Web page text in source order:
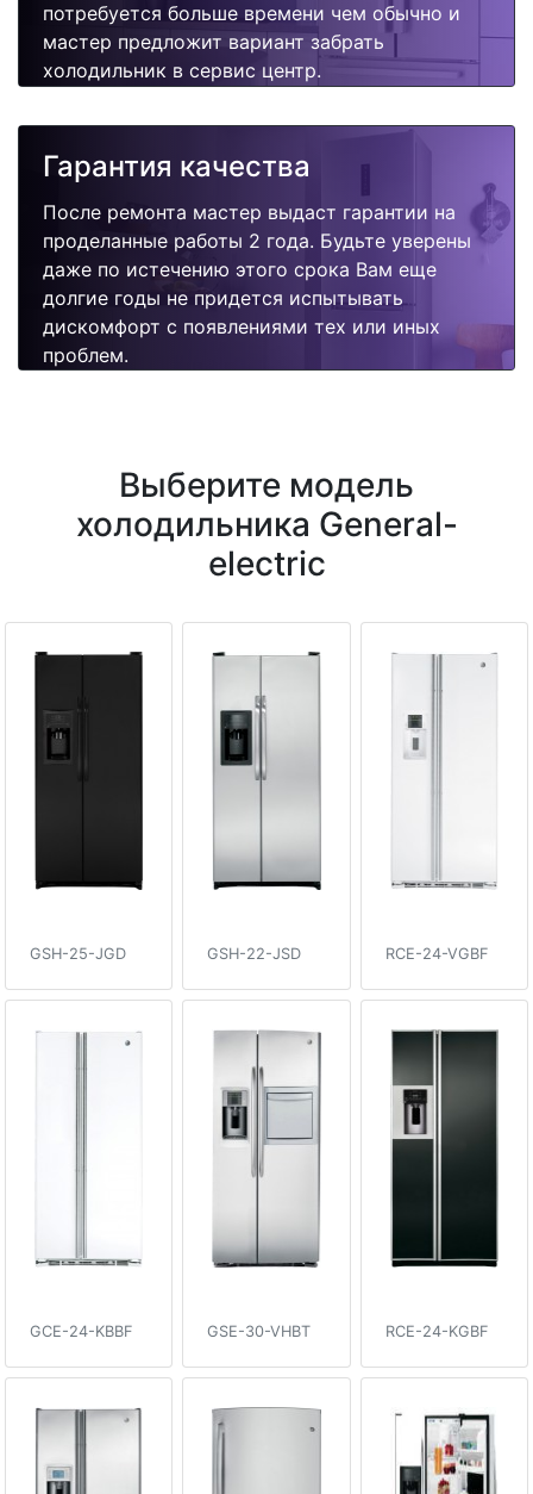
потребуется больше времени чем обычно и
мастер предложит вариант забрать
холодильник в сервис центр.
Гарантия качества
После ремонта мастер выдаст гарантии на
проделанные работы 2 года. Будьте уверены
даже по истечению этого срока Вам еще
долгие годы не придется испытывать
дискомфорт с появлениями тех или иных
проблем.
Выберите модель
холодильника General-
electric
GSH-25-JGD GSH-22-JSD RCE-24-VGBF
GCE-24-KBBF GSE-30-VHBT RCE-24-KGBF